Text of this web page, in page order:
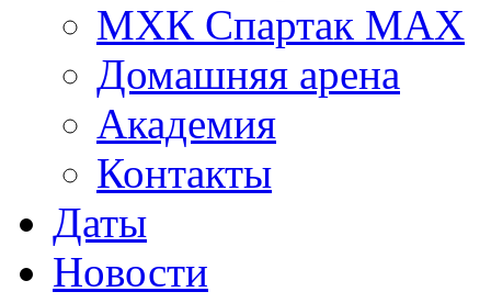
МХК Спартак МАХ
Домашняя арена
Академия
Контакты
Даты
Новости